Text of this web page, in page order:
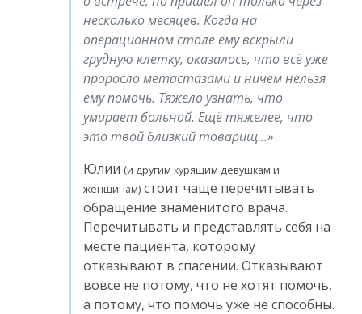
несколько месяцев. Когда на
операционном столе ему вскрыли
грудную клетку, оказалось, что всё уже
проросло метастазами и ничем нельзя
ему помочь. Тяжело узнать, что
умирает больной. Ещё тяжелее, что
это твой близкий товарищ…
Юлии (и другим курящим девушкам и
женщинам) стоит чаще перечитывать
обращение знаменитого врача.
Перечитывать и представлять себя на
месте пациента, которому
отказывают в спасении. Отказывают
вовсе не потому, что не хотят помочь,
а потому, что помочь уже не способны.